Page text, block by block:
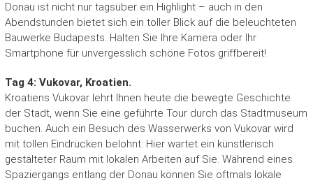
Donau ist nicht nur tagsüber ein Highlight – auch in den
Abendstunden bietet sich ein toller Blick auf die beleuchteten
Bauwerke Budapests. Halten Sie Ihre Kamera oder Ihr
Smartphone für unvergesslich schöne Fotos griffbereit!
Tag 4: Vukovar, Kroatien.
Kroatiens Vukovar lehrt Ihnen heute die bewegte Geschichte
der Stadt, wenn Sie eine geführte Tour durch das Stadtmuseum
buchen. Auch ein Besuch des Wasserwerks von Vukovar wird
mit tollen Eindrücken belohnt: Hier wartet ein künstlerisch
gestalteter Raum mit lokalen Arbeiten auf Sie. Während eines
Spaziergangs entlang der Donau können Sie oftmals lokale